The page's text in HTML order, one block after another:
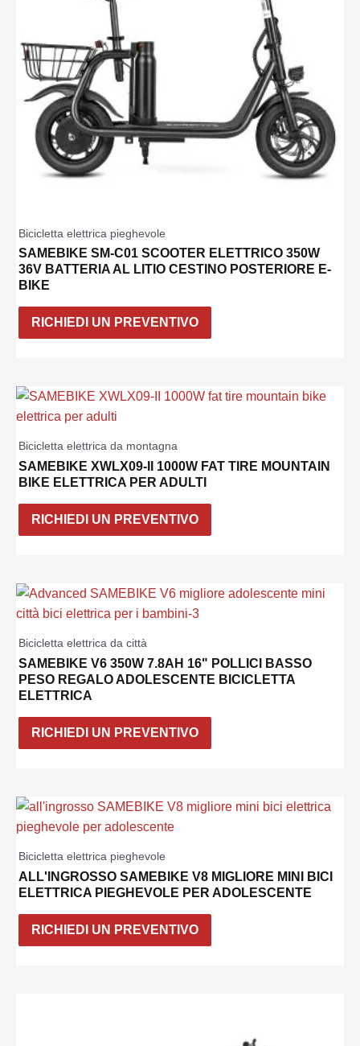
Bicicletta elettrica pieghevole
SAMEBIKE SM-C01 SCOOTER ELETTRICO 350W
36V BATTERIA AL LITIO CESTINO POSTERIORE E-
BIKE
RICHIEDI UN PREVENTIVO
Bicicletta elettrica da montagna
SAMEBIKE XWLX09-II 1000W FAT TIRE MOUNTAIN
BIKE ELETTRICA PER ADULTI
RICHIEDI UN PREVENTIVO
Bicicletta elettrica da città
SAMEBIKE V6 350W 7.8AH 16" POLLICI BASSO
PESO REGALO ADOLESCENTE BICICLETTA
ELETTRICA
RICHIEDI UN PREVENTIVO
Bicicletta elettrica pieghevole
ALL'INGROSSO SAMEBIKE V8 MIGLIORE MINI BICI
ELETTRICA PIEGHEVOLE PER ADOLESCENTE
RICHIEDI UN PREVENTIVO